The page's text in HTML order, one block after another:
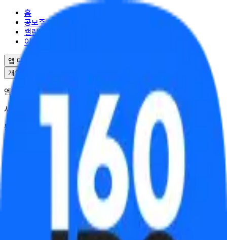
홈
공모주
캘린더
이벤트
앱 다운로드
개인정보처리방침
엠엘투자자문(주) | 대표 윤도선
사업자등록번호 : 341-88-02703
통신판매업 : 2025-서울강남-04995
서울특별시 강남구 역삼로17길 10
대표번호 : 02-6949-0045
© ML Investment Advisory Co.,Ltd. All Rights Reserved.